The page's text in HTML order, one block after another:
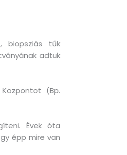
biopsziás tűk
adtuk
(Bp.
Évek óta
épp mire van